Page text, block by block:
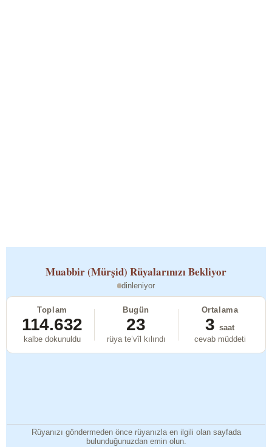
Muabbir (Mürşid) Rüyalarınızı Bekliyor
dinleniyor
Toplam
114.632
kalbe dokunuldu
Bugün
23
rüya te’vîl kılındı
Ortalama
3 saat
cevab müddeti
Rüyanızı göndermeden önce rüyanızla en ilgili olan sayfada
bulunduğunuzdan emin olun.